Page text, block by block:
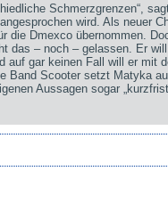
Schmerzgrenzen“,
wird. Als neuer
die Dmexco übernommen.
das – noch – gelassen. Er
auf gar keinen Fall will er mit
Band Scooter setzt Matyka
Aussagen sogar